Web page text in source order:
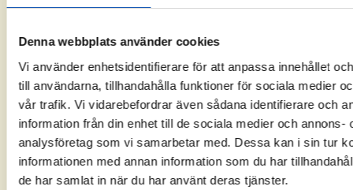
Denna webbplats använder cookies
Vi använder enhetsidentifierare för att anpassa innehållet
till användarna, tillhandahålla funktioner för sociala medier
vår trafik. Vi vidarebefordrar även sådana identifierare och
information från din enhet till de sociala medier och annons-
analysföretag som vi samarbetar med. Dessa kan i sin tur
informationen med annan information som du har
de har samlat in när du har använt deras tjänster.
Ta kontakt
Arbetsförmedlingen
och se om
du har rätt
till Rusta
och
Matcha.
Om du får
besked,
välj
Arbetslivsresurs
som
leverantör.
När
beslut
kommer vi
att
kontakta
dig och
boka ett
möte.